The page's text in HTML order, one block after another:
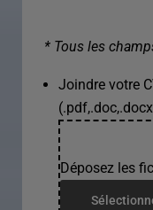
* Tous les
Joindre votre
Déposez les